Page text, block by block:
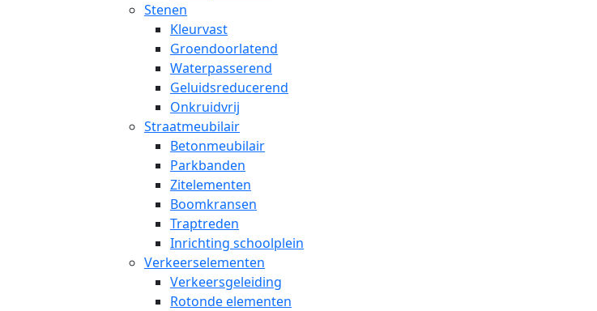
Stenen
Kleurvast
Groendoorlatend
Waterpasserend
Geluidsreducerend
Onkruidvrij
Straatmeubilair
Betonmeubilair
Parkbanden
Zitelementen
Boomkransen
Traptreden
Inrichting schoolplein
Verkeerselementen
Verkeersgeleiding
Rotonde elementen